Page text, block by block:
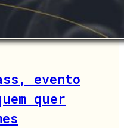
evento
quer